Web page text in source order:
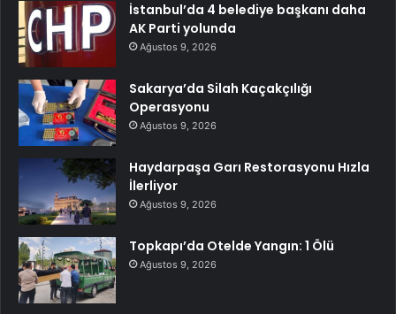
İstanbul’da 4 belediye başkanı daha
AK Parti yolunda
Ağustos 9, 2026
Sakarya’da Silah Kaçakçılığı
Operasyonu
Ağustos 9, 2026
Haydarpaşa Garı Restorasyonu Hızla
İlerliyor
Ağustos 9, 2026
Topkapı’da Otelde Yangın: 1 Ölü
Ağustos 9, 2026